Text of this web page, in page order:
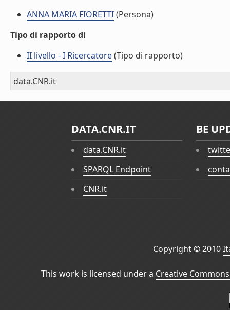
ANNA MARIA FIORETTI(Persona)
Tipo di rapporto di
II livello - I Ricercatore(Tipo di rapporto)
data.CNR.it
DATA.CNR.IT
data.CNR.it
SPARQL Endpoint
CNR.it
BE
Copyright © 2010
This work is licensed under a Creative